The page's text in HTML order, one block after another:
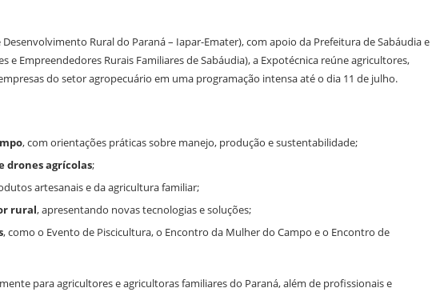
Rural do Paraná – Iapar-Emater), com apoio da Prefeitura de Sabáudia e
e Empreendedores Rurais Familiares de Sabáudia), a Expotécnica reúne agricultores,
do setor agropecuário em uma programação intensa até o dia 11 de julho.
, com orientações práticas sobre manejo, produção e sustentabilidade;
drones agrícolas;
artesanais e da agricultura familiar;
rural, apresentando novas tecnologias e soluções;
, como o Evento de Piscicultura, o Encontro da Mulher do Campo e o Encontro de
para agricultores e agricultoras familiares do Paraná, além de profissionais e